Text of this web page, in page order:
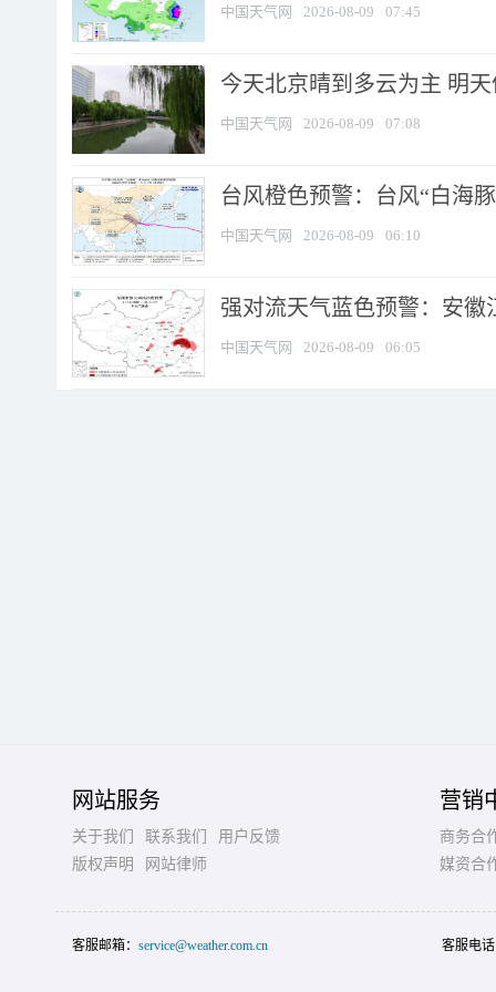
中国天气网 2026-08-09 07:45
今天北京晴到多云为主 明
中国天气网 2026-08-09 07:08
台风橙色预警：台风“白海
中国天气网 2026-08-09 06:10
强对流天气蓝色预警：安徽
中国天气网 2026-08-09 06:05
网站服务
关于我们 联系我们
用户反馈
版权声明
网站律师
营销
商务合
媒资合
客服邮箱： service@weather.com.cn 客服电